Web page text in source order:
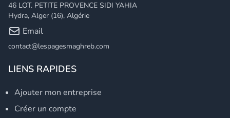
46 LOT. PETITE PROVENCE SIDI YAHIA
Hydra, Alger (16), Algérie
Email
contact@lespagesmaghreb.com
LIENS RAPIDES
Ajouter mon entreprise
Créer un compte